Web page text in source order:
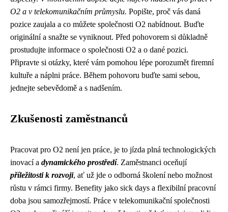
O2 a v telekomunikačním průmyslu. Popište, proč vás daná
pozice zaujala a co můžete společnosti O2 nabídnout. Buďte
originální a snažte se vyniknout. Před pohovorem si důkladně
prostudujte informace o společnosti O2 a o dané pozici.
Připravte si otázky, které vám pomohou lépe porozumět firemní
kultuře a náplni práce. Během pohovoru buďte sami sebou,
jednejte sebevědomě a s nadšením.
Zkušenosti zaměstnanců
Pracovat pro O2 není jen práce, je to jízda plná technologických
inovací a dynamického prostředí. Zaměstnanci oceňují
příležitosti k rozvoji, ať už jde o odborná školení nebo možnost
růstu v rámci firmy. Benefity jako sick days a flexibilní pracovní
doba jsou samozřejmostí. Práce v telekomunikační společnosti